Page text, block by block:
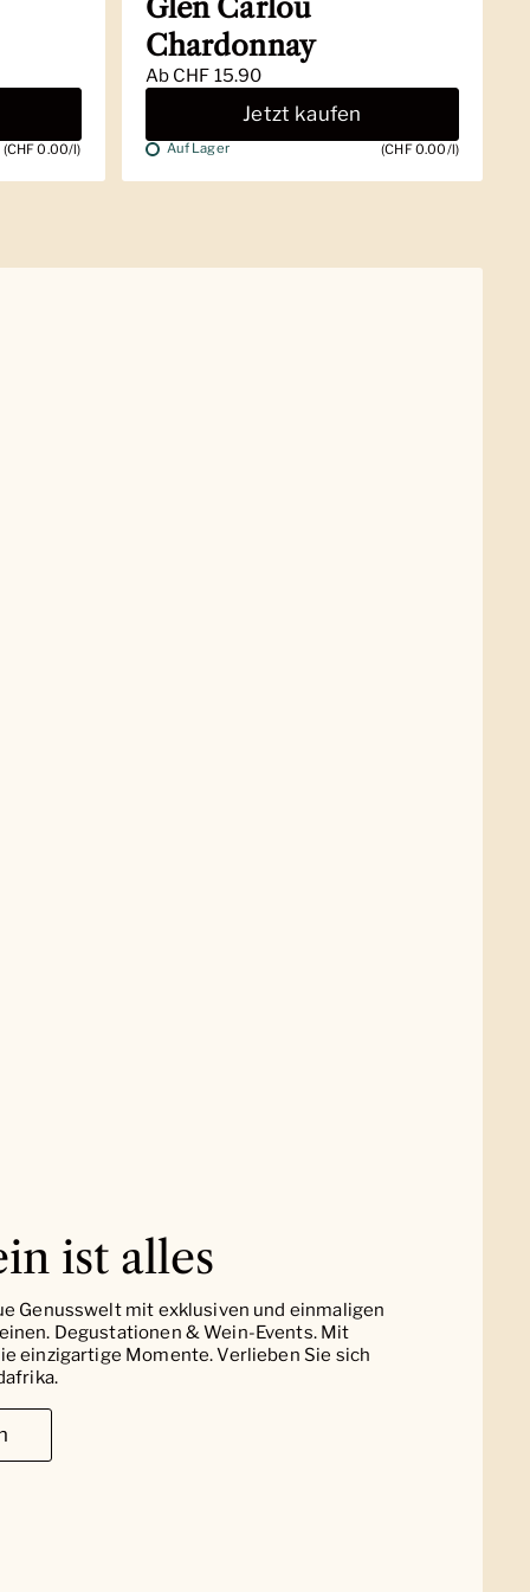
(CHF 0.00/l)
Glen Carlou
Chardonnay
Ab CHF 15.90
Jetzt kaufen
Auf Lager (CHF 0.00/l)
ist alles
Genusswelt mit exklusiven und einmaligen
Degustationen & Wein-Events. Mit
einzigartige Momente. Verlieben Sie sich